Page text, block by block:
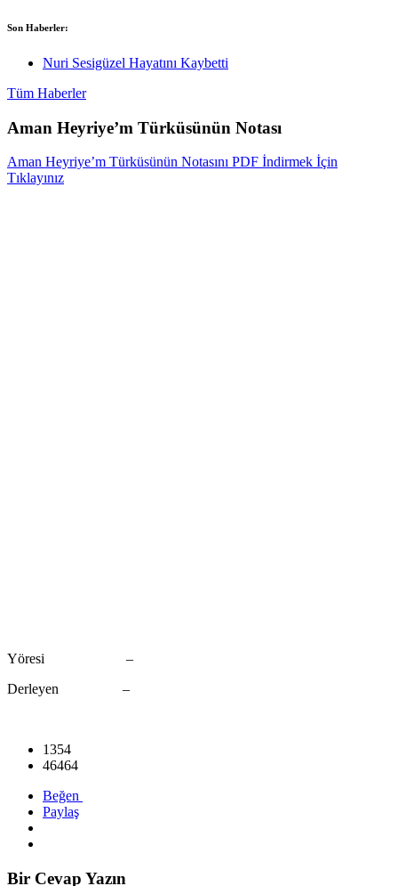
Son Haberler:
Nuri Sesigüzel Hayatını Kaybetti
Tüm Haberler
Aman Heyriye’m Türküsünün Notası
Aman Heyriye’m Türküsünün Notasını PDF İndirmek İçin
Tıklayınız
Yöresi –
Derleyen –
1354
46464
Beğen
Paylaş
Bir Cevap Yazın